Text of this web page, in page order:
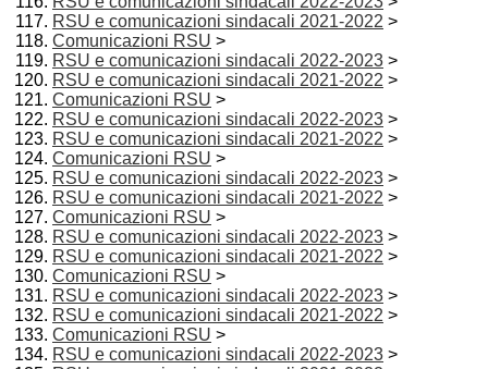
RSU e comunicazioni sindacali 2021-2022 >
Comunicazioni RSU >
RSU e comunicazioni sindacali 2022-2023 >
RSU e comunicazioni sindacali 2021-2022 >
Comunicazioni RSU >
RSU e comunicazioni sindacali 2022-2023 >
RSU e comunicazioni sindacali 2021-2022 >
Comunicazioni RSU >
RSU e comunicazioni sindacali 2022-2023 >
RSU e comunicazioni sindacali 2021-2022 >
Comunicazioni RSU >
RSU e comunicazioni sindacali 2022-2023 >
RSU e comunicazioni sindacali 2021-2022 >
Comunicazioni RSU >
RSU e comunicazioni sindacali 2022-2023 >
RSU e comunicazioni sindacali 2021-2022 >
Comunicazioni RSU >
RSU e comunicazioni sindacali 2022-2023 >